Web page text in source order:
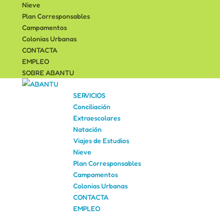
Nieve
Plan Corresponsables
Campamentos
Colonias Urbanas
CONTACTA
EMPLEO
SOBRE ABANTU
SERVICIOS
Conciliación
Extraescolares
Natación
Viajes de Estudios
Nieve
Plan Corresponsables
Campamentos
Colonias Urbanas
CONTACTA
EMPLEO